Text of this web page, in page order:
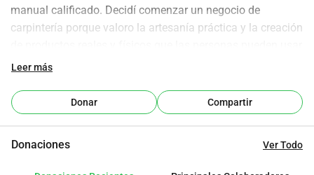
manual calificado. Decidí comenzar un negocio de
carpintería porque valoro la artesanía práctica y la creación
en su vida cotidiana. En el mundo actual, me preocupa el
trabajos. Esto me ha animado a avanzar hacia una
profesión que sea más práctica y menos propensa a ser
permite desarrollar una habilidad confiable, trabajar de
Leer más
Donar Compartir
Donaciones Ver Todo